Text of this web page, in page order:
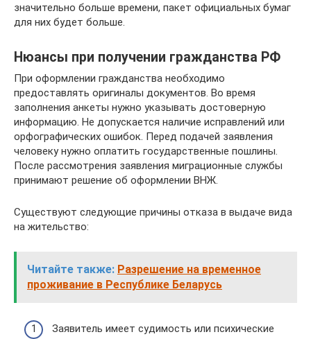
значительно больше времени, пакет официальных бумаг
для них будет больше.
Нюансы при получении гражданства РФ
При оформлении гражданства необходимо
предоставлять оригиналы документов. Во время
заполнения анкеты нужно указывать достоверную
информацию. Не допускается наличие исправлений или
орфографических ошибок. Перед подачей заявления
человеку нужно оплатить государственные пошлины.
После рассмотрения заявления миграционные службы
принимают решение об оформлении ВНЖ.
Существуют следующие причины отказа в выдаче вида
на жительство:
Читайте также: Разрешение на временное
проживание в Республике Беларусь
Заявитель имеет судимость или психические